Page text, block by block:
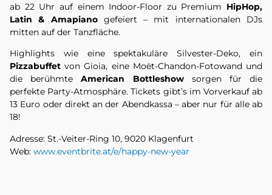
ab 22 Uhr auf einem Indoor-Floor zu Premium HipHop,
Latin & Amapianogefeiert – mit internationalen DJs
mitten auf der Tanzfläche.
Highlights wie eine spektakuläre Silvester-Deko, ein
Pizzabuffetvon Gioia, eine Moët-Chandon-Fotowand und
die berühmteAmerican Bottleshowsorgen für die
perfekte Party-Atmosphäre. Tickets gibt’s im Vorverkauf ab
13 Euro oder direkt an der Abendkassa – aber nur für alle ab
18!
Adresse: St.-Veiter-Ring 10, 9020 Klagenfurt
Web: www.eventbrite.at/e/happy-new-year